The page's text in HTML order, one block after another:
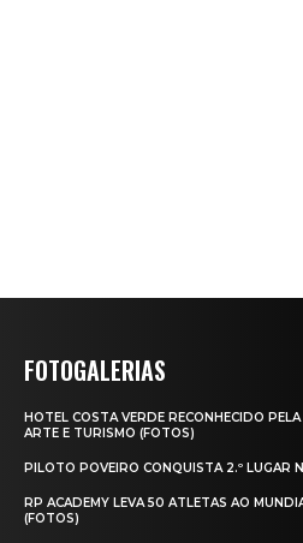
FOTOGALERIAS
HOTEL COSTA VERDE RECONHECIDO
ARTE E TURISMO (FOTOS)
PILOTO POVEIRO CONQUISTA 2.º LUGAR
RP ACADEMY LEVA 50 ATLETAS AO
(FOTOS)